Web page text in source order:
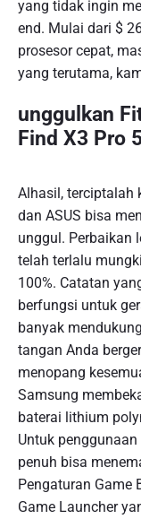
yang tidak ingin
end. Mulai dari $
prosesor cepat,
yang terutama,
​unggulkan
Find X3 Pro
Alhasil, terciptalah
dan ASUS bisa
unggul. Perbaikan
telah terlalu
100%. Catatan
berfungsi untuk
banyak
tangan Anda
menopang
Samsung
baterai lithium
Untuk
penuh bisa
Pengaturan Game
Game Launcher